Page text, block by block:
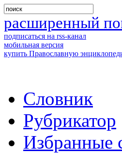
расширенный
подписаться на rss-канал
мобильная версия
купить Православную
Словник
Рубрикатор
Избранные